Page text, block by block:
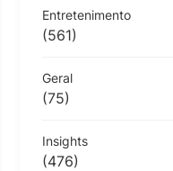
Entretenimento
(561)
Geral
(75)
Insights
(476)